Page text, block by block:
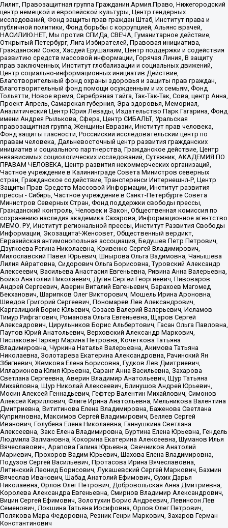
Лилит, Правозащитная группа Гражданин.Армия.Право, Нижегородский
центр немецкой и европейской культуры, Центр гендерных
исследований, Фонд защиты прав граждан Штаб, Институт права и
публичной политики, Фонд борьбы с коррупцией, Альянс врачей,
НАСИЛИЮ.НЕТ, Мы против СПИДа, СВЕЧА, Гуманитарное действие,
Открытый Петербург, Лига Избирателей, Правовая инициатива,
Гражданский Союз, Хасдей Ерушалаим, Центр поддержки и содействия
развитию средств массовой информации, Горячая Линия, В защиту
прав заключенных, Институт глобализации и социальных движений,
Центр социально-информационных инициатив Действие,
Благотворительный фонд охраны здоровья и защиты прав граждан,
Благотворительный фонд помощи осужденным и их семьям, Фонд
Тольятти, Новое время, Серебряная тайга, Так-Так-Так, Сова, центр Анна,
Проект Апрель, Самарская губерния, Эра здоровья, Мемориал,
Аналитический Центр Юрия Левады, Издательство Парк Гагарина, Фонд
имени Андрея Рылькова, Сфера, Центр СИБАЛЬТ, Уральская
правозащитная группа, Женщины Евразии, Институт прав человека,
Фонд защиты гласности, Российский исследовательский центр по
правам человека, Дальневосточный центр развития гражданских
инициатив и социального партнерства, Гражданское действие, Центр
независимых социологических исследований, Сутяжник, АКАДЕМИЯ ПО
ПРАВАМ ЧЕЛОВЕКА, Центр развития некоммерческих организаций,
Частное учреждение в Калининграде Совета Министров северных
стран, Гражданское содействие, Трансперенси Интернешнл-Р, Центр
Защиты Прав Средств Массовой Информации, Институт развития
прессы - Сибирь, Частное учреждение в Санкт-Петербурге Совета
Министров Северных Стран, Фонд поддержки свободы прессы,
Гражданский контроль, Человек и Закон, Общественная комиссия по
сохранению наследия академика Сахарова, Информационное агентство
МЕМО. РУ, Институт региональной прессы, Институт Развития Свободы
Информации, Экозащита!-Женсовет, Общественный вердикт,
Евразийская антимонопольная ассоциация, Бедушев Петр Петрович,
Дзугкоева Регина Николаевна, Кривенко Сергей Владимирович,
Милославский Павел Юрьевич, Шнырова Ольга Вадимовна, Чанышева
Лилия Айратовна, Сидорович Ольга Борисовна, Туровский Александр
Алексеевич, Васильева Анастасия Евгеньевна, Ривина Анна Валерьевна,
Бойко Анатолий Николаевич, Дугин Сергей Георгиевич, Пивоваров
Андрей Сергеевич, Аверин Виталий Евгеньевич, Барахоев Магомед
Бекханович, Шарипков Олег Викторович, Мошель Ирина Ароновна,
Шведов Григорий Сергеевич, Пономарев Лев Александрович,
Каргалицкий Борис Юльевич, Созаев Валерий Валерьевич, Исламов
Тимур Рифгатович, Романова Ольга Евгеньевна, Щаров Сергей
Алексадрович, Цирульников Борис Альбертович, Гасан Ольга Павловна,
Паутов Юрий Анатольевич, Верховский Александр Маркович,
Пислакова-Паркер Марина Петровна, Кочеткова Татьяна
Владимировна, Чуркина Наталья Валерьевна, Акимова Татьяна
Николаевна, Золотарева Екатерина Александровна, Рачинский Ян
Збигневич, Жемкова Елена Борисовна, Гудков Лев Дмитриевич,
Илларионова Юлия Юрьевна, Саранг Анна Васильевна, Захарова
Светлана Сергеевна, Аверин Владимир Анатольевич, Щур Татьяна
Михайловна, Щур Николай Алексеевич, Блинушов Андрей Юрьевич,
Мосин Алексей Геннадьевич, Гефтер Валентин Михайлович, Симонов
Алексей Кириллович, Флиге Ирина Анатольевна, Мельникова Валентина
Дмитриевна, Вититинова Елена Владимировна, Баженова Светлана
Куприяновна, Максимов Сергей Владимирович, Беляев Сергей
Иванович, Голубева Елена Николаевна, Ганнушкина Светлана
Алексеевна, Закс Елена Владимировна, Буртина Елена Юрьевна, Гендель
Людмила Залмановна, Кокорина Екатерина Алексеевна, Шуманов Илья
Вячеславович, Арапова Галина Юрьевна, Свечников Анатолий
Мариевич, Прохоров Вадим Юрьевич, Шахова Елена Владимировна,
Подузов Сергей Васильевич, Протасова Ирина Вячеславовна,
Литинский Леонид Борисович, Лукашевский Сергей Маркович, Бахмин
Вячеслав Иванович, Шабад Анатолий Ефимович, Сухих Дарья
Николаевна, Орлов Олег Петрович, Добровольская Анна Дмитриевна,
Королева Александра Евгеньевна, Смирнов Владимир Александрович,
Вицин Сергей Ефимович, Золотухин Борис Андреевич, Левинсон Лев
Семенович, Локшина Татьяна Иосифовна, Орлов Олег Петрович,
Полякова Мара Федоровна, Резник Генри Маркович, Захаров Герман
Константинович